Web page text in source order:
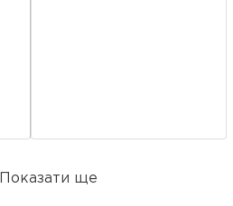
Показати ще